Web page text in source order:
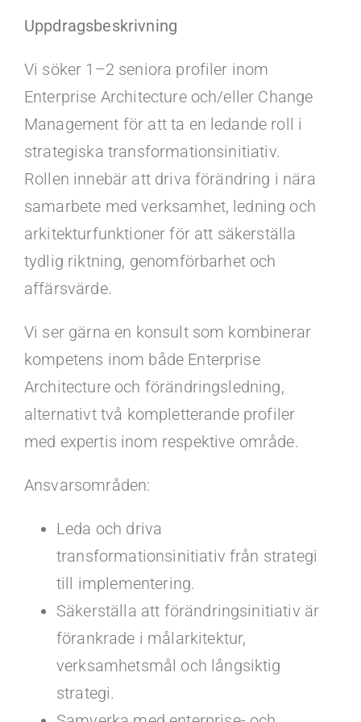
Uppdragsbeskrivning
Vi söker 1–2 seniora profiler inom
Enterprise Architecture och/eller Change
Management för att ta en ledande roll i
strategiska transformationsinitiativ.
Rollen innebär att driva förändring i nära
samarbete med verksamhet, ledning och
arkitekturfunktioner för att säkerställa
tydlig riktning, genomförbarhet och
affärsvärde.
Vi ser gärna en konsult som kombinerar
kompetens inom både Enterprise
Architecture och förändringsledning,
alternativt två kompletterande profiler
med expertis inom respektive område.
Ansvarsområden:
Leda och driva
transformationsinitiativ från strategi
till implementering.
Säkerställa att förändringsinitiativ är
förankrade i målarkitektur,
verksamhetsmål och långsiktig
strategi.